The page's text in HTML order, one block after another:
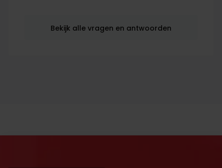
Bekijk alle vragen en antwoorden